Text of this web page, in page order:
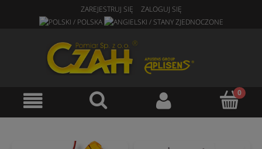
ZAREJESTRUJ SIĘ ZALOGUJ SIĘ